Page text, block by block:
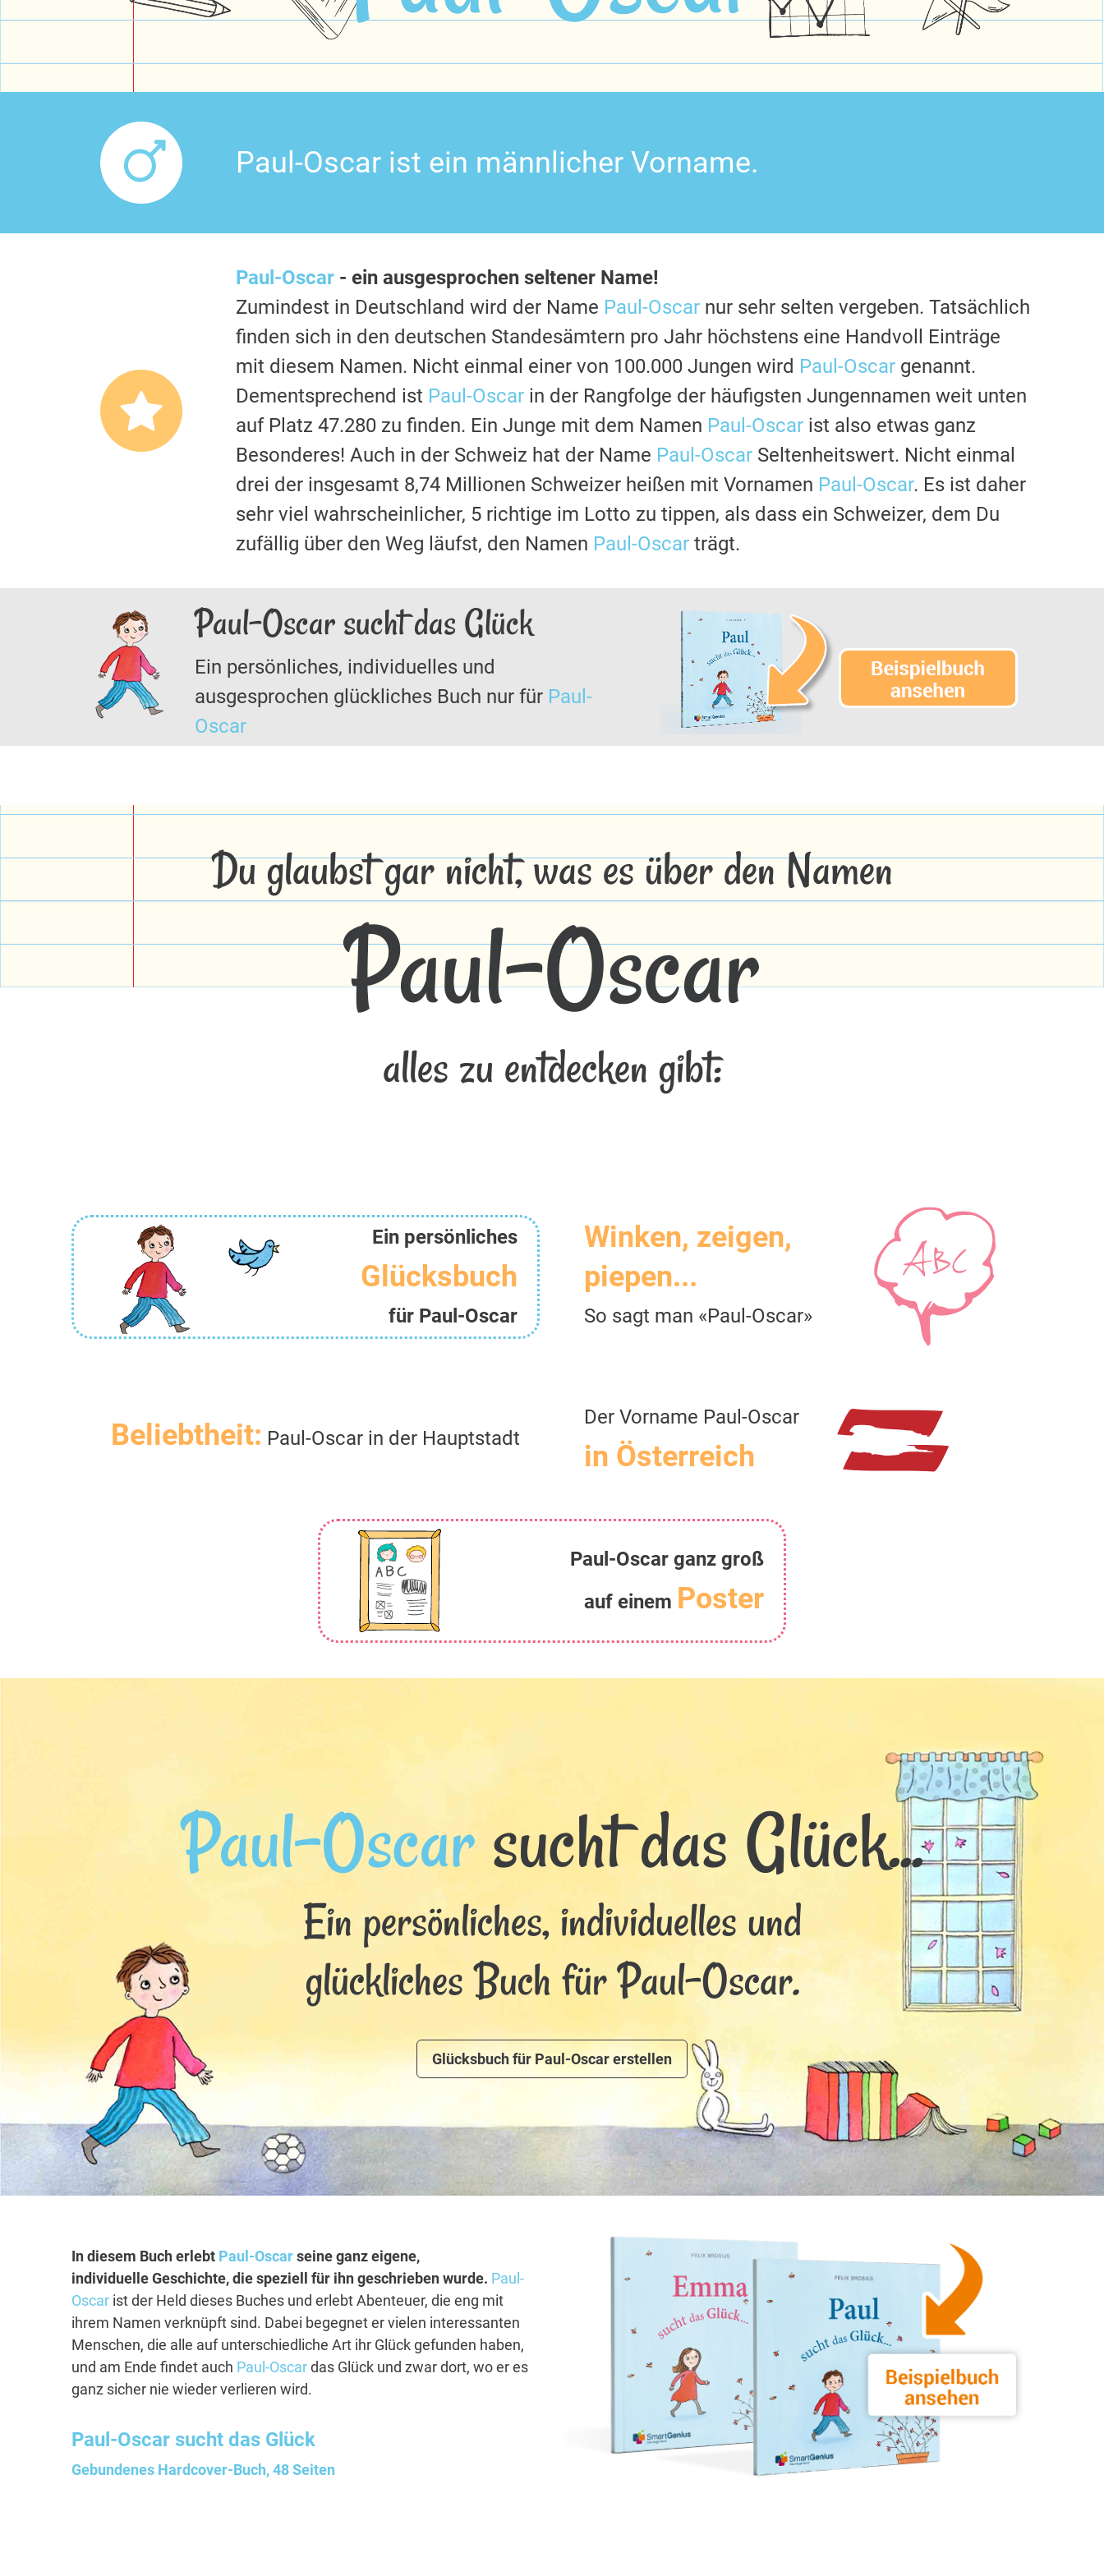
Paul-Oscar ist ein männlicher Vorname.
Paul-Oscar - ein ausgesprochen seltener Name!
Zumindest in Deutschland wird der Name Paul-Oscar nur sehr selten vergeben. Tatsächlich
finden sich in den deutschen Standesämtern pro Jahr höchstens eine Handvoll Einträge
mit diesem Namen. Nicht einmal einer von 100.000 Jungen wird Paul-Oscar genannt.
Dementsprechend ist Paul-Oscar in der Rangfolge der häufigsten Jungennamen weit unten
auf Platz 47.280 zu finden. Ein Junge mit dem Namen Paul-Oscar ist also etwas ganz
Besonderes! Auch in der Schweiz hat der Name Paul-Oscar Seltenheitswert. Nicht einmal
drei der insgesamt 8,74 Millionen Schweizer heißen mit Vornamen Paul-Oscar. Es ist daher
sehr viel wahrscheinlicher, 5 richtige im Lotto zu tippen, als dass ein Schweizer, dem Du
zufällig über den Weg läufst, den Namen Paul-Oscar trägt.
Paul-Oscar sucht das Glück
Ein persönliches, individuelles und
ausgesprochen glückliches Buch nur für Paul-
Oscar
Du glaubst gar nicht, was es über den Namen
Paul-Oscar
alles zu entdecken gibt:
Ein persönliches
Glücksbuch
für Paul-Oscar
Winken, zeigen,
piepen...
So sagt man «Paul-Oscar»
Beliebtheit: Paul-Oscar in der Hauptstadt
Der Vorname Paul-Oscar
in Österreich
Paul-Oscar ganz groß
auf einem Poster
Paul-Oscarsucht das Glück...
Ein persönliches, individuelles und
glückliches Buch für Paul-Oscar.
Glücksbuch für Paul-Oscar erstellen
In diesem Buch erlebt Paul-Oscarseine ganz eigene,
individuelle Geschichte, die speziell für ihn geschrieben wurde. Paul-
Oscar ist der Held dieses Buches und erlebt Abenteuer, die eng mit
ihrem Namen verknüpft sind. Dabei begegnet er vielen interessanten
Menschen, die alle auf unterschiedliche Art ihr Glück gefunden haben,
und am Ende findet auch Paul-Oscardas Glück und zwar dort, wo er es
ganz sicher nie wieder verlieren wird.
Paul-Oscar sucht das Glück
Gebundenes Hardcover-Buch, 48 Seiten